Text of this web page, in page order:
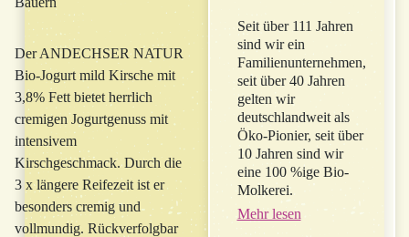
Der ANDECHSER NATUR
Bio-Jogurt mild Kirsche mit
3,8% Fett bietet herrlich
cremigen Jogurtgenuss mit
intensivem
Kirschgeschmack. Durch die
3 x längere Reifezeit ist er
besonders cremig und
vollmundig. Rückverfolgbar
Seit über 111 Jahren
sind wir ein
Familienunternehmen,
seit über 40 Jahren
gelten wir
deutschlandweit als
Öko-Pionier, seit über
10 Jahren sind wir
eine 100 %ige Bio-
Molkerei.
Mehr lesen